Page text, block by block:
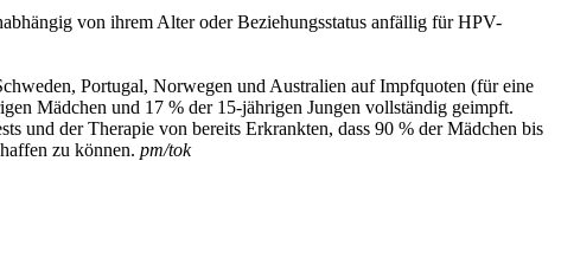
von ihrem Alter oder Beziehungsstatus anfällig für HPV-
Portugal, Norwegen und Australien auf Impfquoten (für eine
Mädchen und 17 % der 15-jährigen Jungen vollständig geimpft.
und der Therapie von bereits Erkrankten, dass 90 % der Mädchen bis
zu können. pm/tok